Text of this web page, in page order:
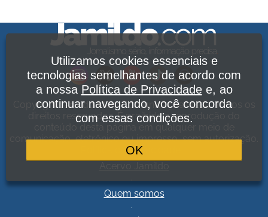
Copyright Jamildo Melo Comunicações Ltda. Todos os
direitos reservados. É proibida a reprodução do
conteúdo desta página em qualquer meio de
comunicação, eletrônico ou impresso, sem autorização.
Política de Privacidade
Quem somos
.
Utilizamos cookies essenciais e
tecnologias semelhantes de acordo com
a nossa Política de Privacidadee, ao
continuar navegando, você concorda
com essas condições.
OK